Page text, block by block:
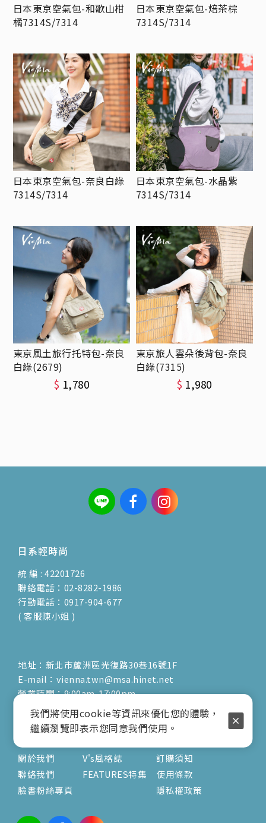
日本東京空氣包-和歌山柑
橘7314S/7314
日本東京空氣包-焙茶棕
7314S/7314
日本東京空氣包-奈良白綠
7314S/7314
日本東京空氣包-水晶紫
7314S/7314
東京風土旅行托特包-奈良
白綠(2679)
$ 1,780
東京旅人雲朵後背包-奈良
白綠(7315)
$ 1,980
日系輕時尚
統 編 : 42201726
聯絡電話：02-8282-1986
行動電話：0917-904-677
( 客服陳小姐 )
地址：新北市蘆洲區光復路30巷16號1F
E-mail：vienna.twn@msa.hinet.net
營業時間：9:00am-17:00pm
( 公休日詳見臉書粉專置頂文 )
關於
關於我們
聯絡我們
臉書粉絲專頁
文章
V's風格誌
FEATURES特集
服務
訂購須知
使用條款
隱私權政策
我們將使用cookie等資訊來優化您的體驗，
繼續瀏覽即表示您同意我們使用。